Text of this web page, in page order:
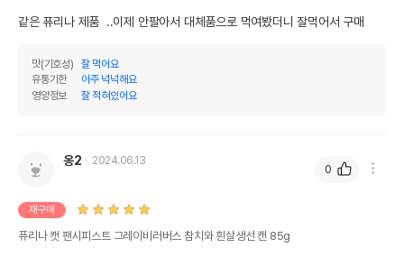
같은 퓨리나 제품  ..이제 안팔아서 대체품으로 먹여봤더니 잘먹어서 구매
맛(기호성)
잘 먹어요
유통기한
아주 넉넉해요
영양정보
잘 적혀있어요
옹2 2024.06.13
재구매
퓨리나 캣 팬시피스트 그레이비러버스 참치와 흰살생선 캔 85g
0